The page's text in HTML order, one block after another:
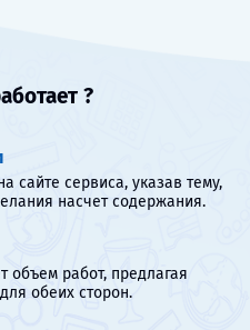
?
сайте сервиса, указав тему,
насчет содержания.
объем работ, предлагая
обеих сторон.